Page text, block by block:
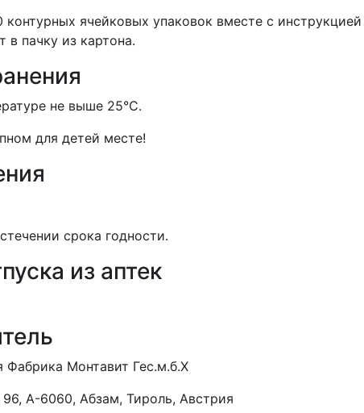
контурных ячейковых упаковок вместе с
в пачку из картона.
не выше 25°С.
для детей месте!
срока годности.
из аптек
Фабрика Монтавит Гес.м.б.Х
96, А-6060, Абзам, Тироль, Австрия